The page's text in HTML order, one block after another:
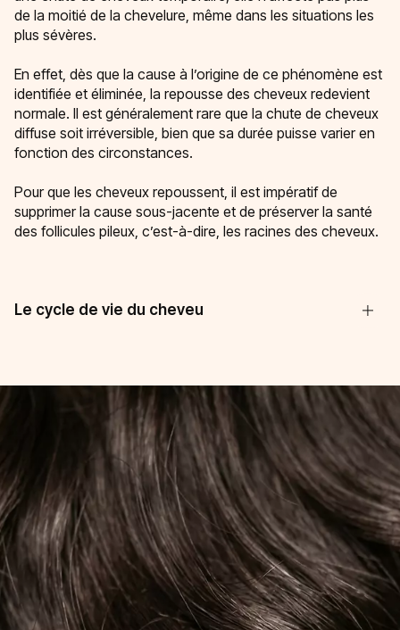
de la moitié de la chevelure, même dans les situations les
plus sévères.
En effet, dès que la cause à l’origine de ce phénomène est
identifiée et éliminée, la repousse des cheveux redevient
normale. Il est généralement rare que la chute de cheveux
diffuse soit irréversible, bien que sa durée puisse varier en
fonction des circonstances.
Pour que les cheveux repoussent, il est impératif de
supprimer la cause sous-jacente et de préserver la santé
des follicules pileux, c’est-à-dire, les racines des cheveux.
Le cycle de vie du cheveu